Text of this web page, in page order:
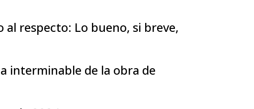
al respecto: Lo bueno, si breve,
interminable de la obra de